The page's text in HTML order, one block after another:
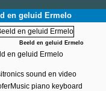
en geluid Ermelo
Beeld en geluid Ermelo
en geluid Ermelo
sound en video
piano keyboard